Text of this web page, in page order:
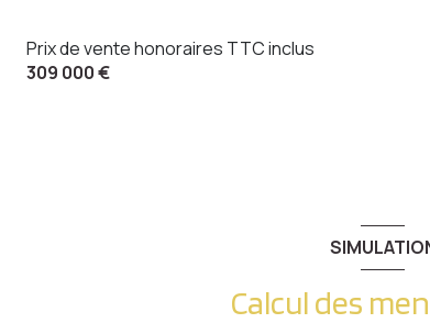
Prix de vente honoraires TTC inclus
309 000 €
Calcul des